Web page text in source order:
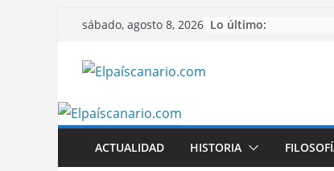
Saltar
contenido
sábado, agosto 8, 2026 Lo último:
ACTUALIDAD HISTORIA